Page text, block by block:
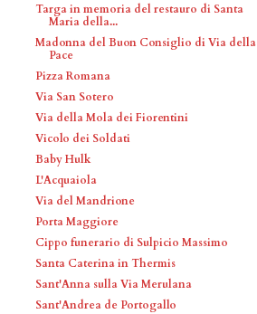
Targa in memoria del restauro di Santa
Maria della...
Madonna del Buon Consiglio di Via della
Pace
Pizza Romana
Via San Sotero
Via della Mola dei Fiorentini
Vicolo dei Soldati
Baby Hulk
L'Acquaiola
Via del Mandrione
Porta Maggiore
Cippo funerario di Sulpicio Massimo
Santa Caterina in Thermis
Sant'Anna sulla Via Merulana
Sant'Andrea de Portogallo